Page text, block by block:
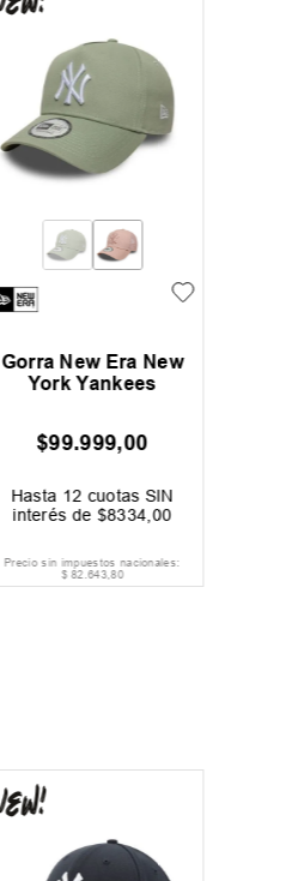
Gorra New Era New
York Yankees
$99.999,00
Hasta 12 cuotas SIN
interés de$8334 ,00
Precio sin impuestos nacionales:
$ 82.643,80